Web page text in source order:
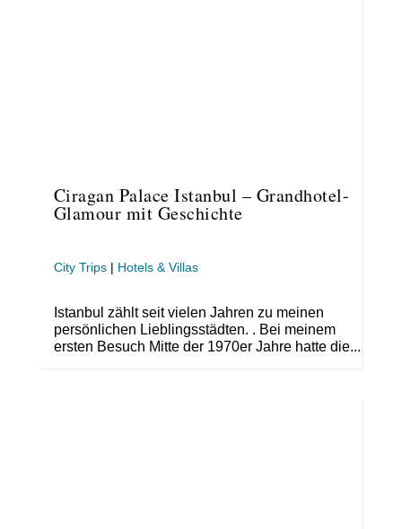
Ciragan Palace Istanbul – Grandhotel-
Glamour mit Geschichte
City Trips| Hotels & Villas
Istanbul zählt seit vielen Jahren zu meinen
persönlichen Lieblingsstädten. . Bei meinem
ersten Besuch Mitte der 1970er Jahre hatte die...